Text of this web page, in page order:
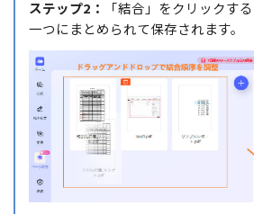
ステップ2：
「結合」をクリックす
一つにまとめられて保存されます。